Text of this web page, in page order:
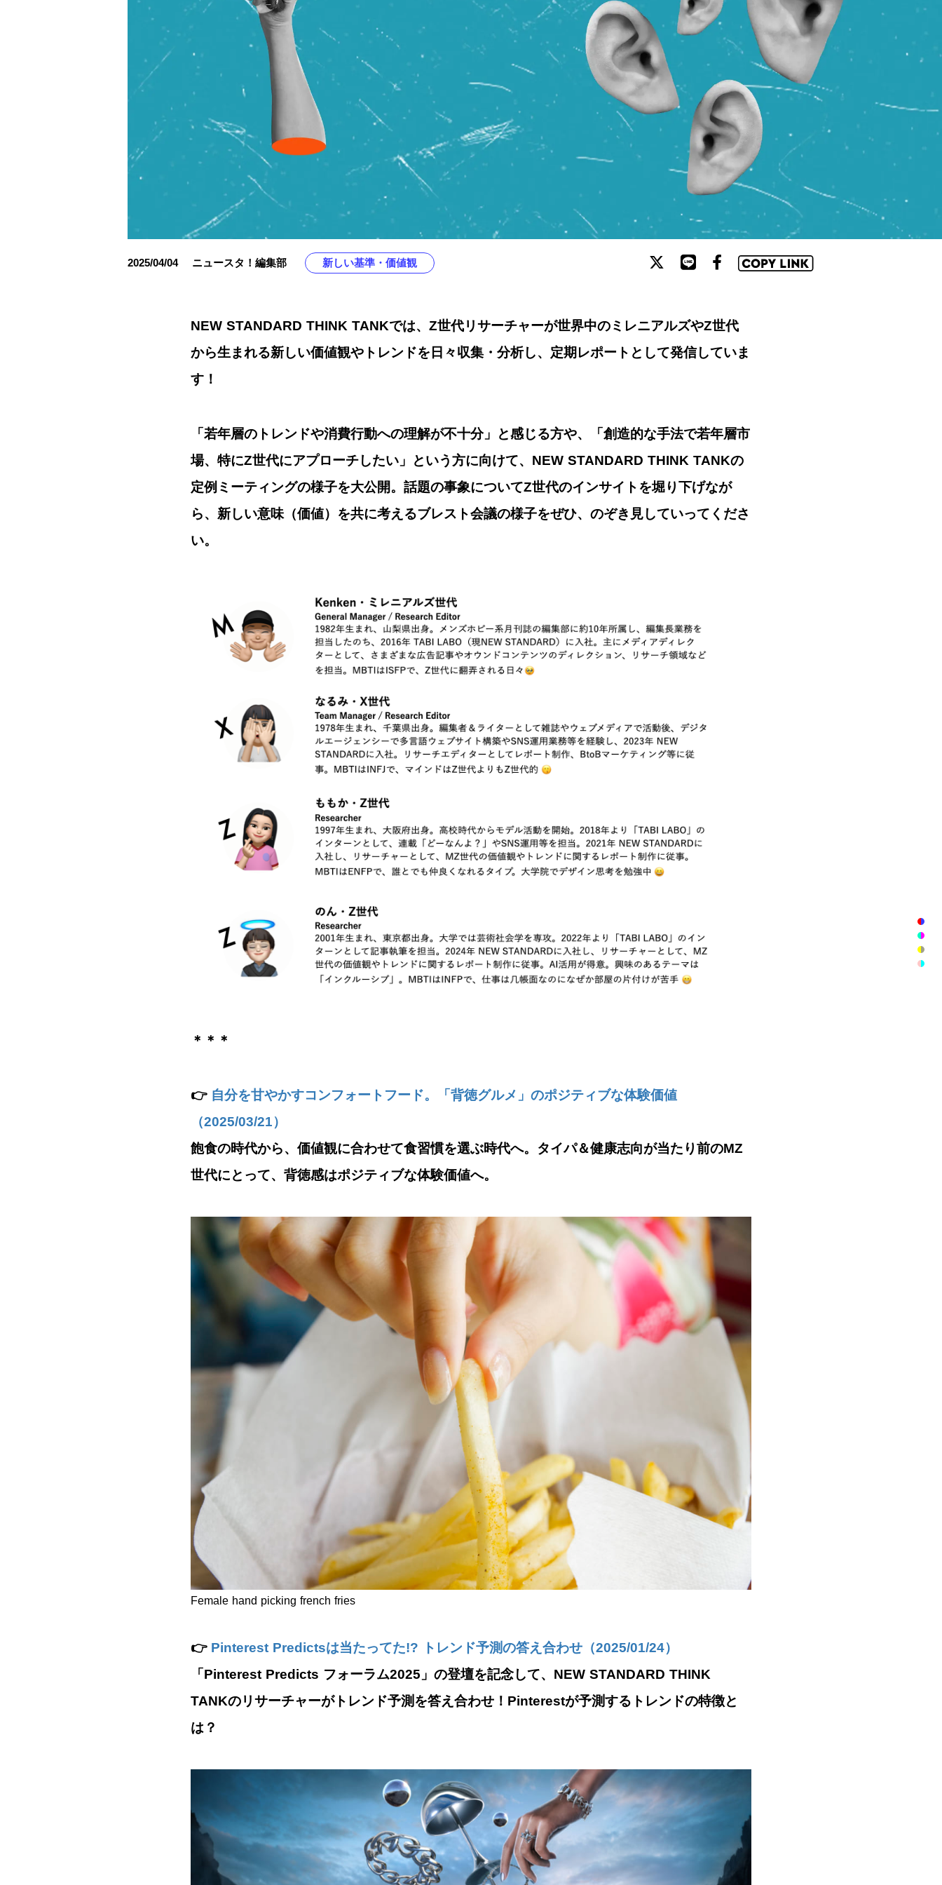
2025/04/04 ニュースタ！編集部 新しい基準・価値観
NEW STANDARD THINK TANKでは、Z世代リサーチャーが世界中のミレニアルズやZ世代
から生まれる新しい価値観やトレンドを日々収集・分析し、定期レポートとして発信していま
す！
「若年層のトレンドや消費行動への理解が不十分」と感じる方や、「創造的な手法で若年層市
場、特にZ世代にアプローチしたい」という方に向けて、NEW STANDARD THINK TANKの
定例ミーティングの様子を大公開。話題の事象についてZ世代のインサイトを堀り下げなが
ら、新しい意味（価値）を共に考えるブレスト会議の様子をぜひ、のぞき見していってくださ
い。
＊＊＊
👉 自分を甘やかすコンフォートフード。「背徳グルメ」のポジティブな体験価値
（2025/03/21）
飽食の時代から、価値観に合わせて食習慣を選ぶ時代へ。タイパ＆健康志向が当たり前のMZ
世代にとって、背徳感はポジティブな体験価値へ。
Female hand picking french fries
👉 Pinterest Predictsは当たってた!? トレンド予測の答え合わせ（2025/01/24）
「Pinterest Predicts フォーラム2025」の登壇を記念して、NEW STANDARD THINK
TANKのリサーチャーがトレンド予測を答え合わせ！Pinterestが予測するトレンドの特徴と
は？